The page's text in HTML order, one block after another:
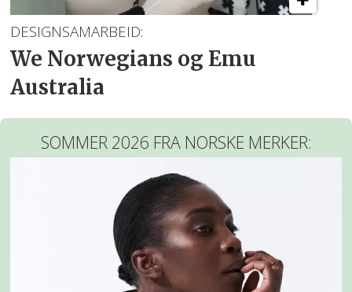
DESIGNSAMARBEID:
We Norwegians og Emu
Australia
SOMMER 2026 FRA NORSKE MERKER: